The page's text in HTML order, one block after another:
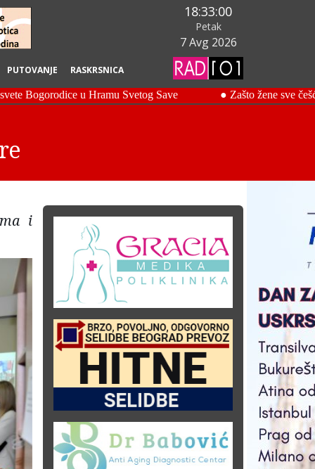
PUTOVANJE RASKRSNICA
18:33:01
Petak
7 Avg 2026
i